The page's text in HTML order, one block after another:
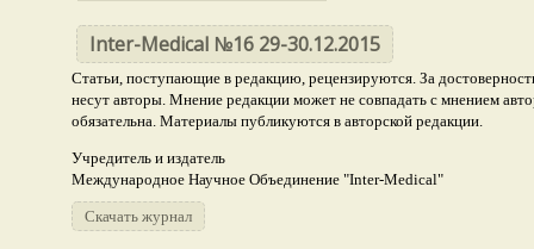
Inter-Medical №16 29-30.12.2015
Статьи, поступающие в редакцию, рецензируются. За
несут авторы. Мнение редакции может не совпадать с мнением
обязательна. Материалы публикуются в авторской редакции.
Учредитель и издатель
Международное Научное Объединение "Inter-Medical"
Скачать журнал